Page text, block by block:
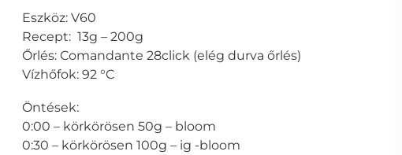
Eszköz: V60
Recept: 13g – 200g
Őrlés: Comandante 28click (elég durva őrlés)
Vízhőfok: 92 °C
Öntések:
0:00 – körkörösen 50g – bloom
0:30 – körkörösen 100g – ig -bloom